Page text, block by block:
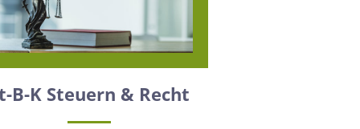
B-K Steuern & Recht